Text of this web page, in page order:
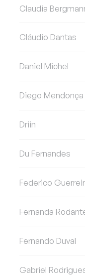
Claudia
Cláudio Dantas
Daniel Michel
Diego Mendonça
Driin
Du Fernandes
Federico
Fernanda
Fernando Duval
Gabriel